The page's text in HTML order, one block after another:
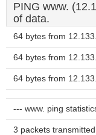
PING www.
of data.
64 bytes from
64 bytes from
64 bytes from
--- www. ping
3 packets